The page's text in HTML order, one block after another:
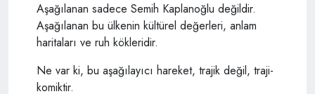
Aşağılanan sadece Semih Kaplanoğlu değildir.
Aşağılanan bu ülkenin kültürel değerleri, anlam
haritaları ve ruh kökleridir.
Ne var ki, bu aşağılayıcı hareket, trajik değil, traji-
komiktir.